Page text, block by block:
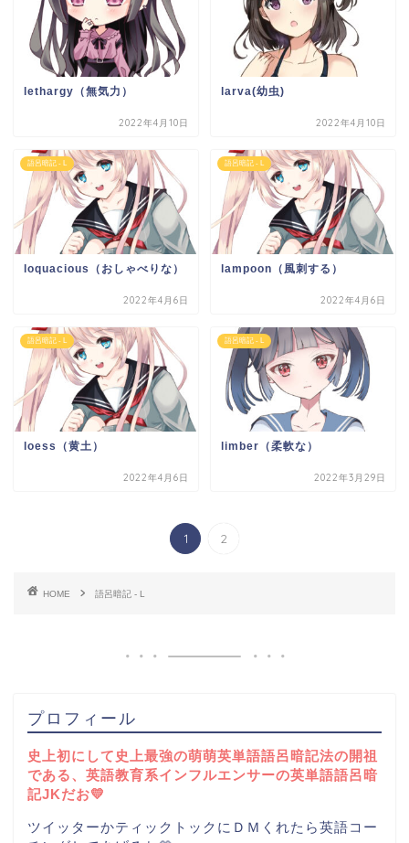
lethargy（無気力）
2022年4月10日
larva(幼虫)
2022年4月10日
語呂暗記 - L
loquacious（おしゃべりな）
2022年4月6日
語呂暗記 - L
lampoon（風刺する）
2022年4月6日
語呂暗記 - L
loess（黄土）
2022年4月6日
語呂暗記 - L
limber（柔軟な）
2022年3月29日
1 2
HOME 語呂暗記 - L
プロフィール
史上初にして史上最強の萌萌英単語語呂暗記法の開祖
である、英語教育系インフルエンサーの英単語語呂暗
記JKだお💛
ツイッターかティックトックにＤＭくれたら英語コー